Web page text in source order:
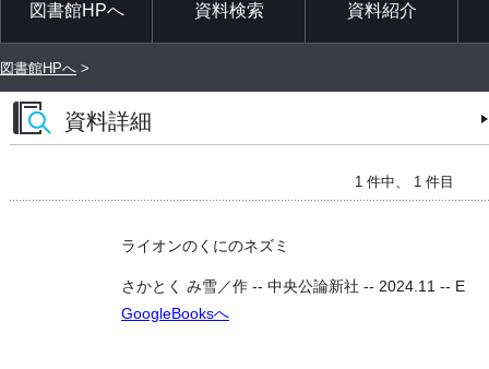
図書館HPへ 資料検索 資料紹介
図書館HPへ >
資料詳細
1 件中、 1 件目
ライオンのくにのネズミ
さかとく み雪／作 -- 中央公論新社 -- 2024.11 -- E
GoogleBooksへ